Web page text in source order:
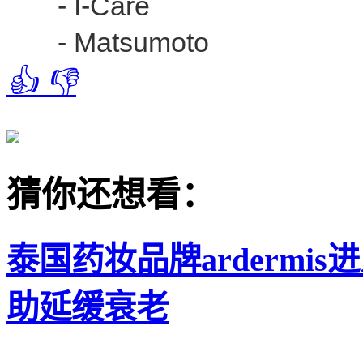
- Matsumoto
👍 👎
猜你还想看：
泰国药妆品牌ardermis
助延缓衰老